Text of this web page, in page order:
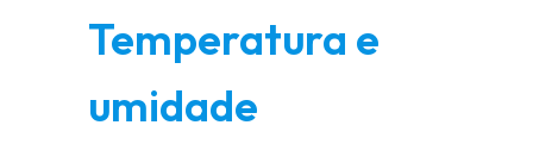
Temperatura e
umidade